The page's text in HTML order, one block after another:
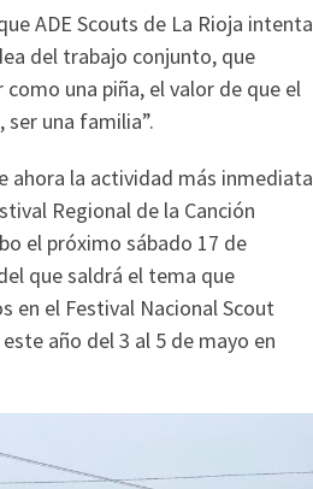
ADE Scouts de La Rioja intenta
del trabajo conjunto, que
una piña, el valor de que el
ser una familia”.
ahora la actividad más inmediata
Regional de la Canción
el próximo sábado 17 de
que saldrá el tema que
en el Festival Nacional Scout
año del 3 al 5 de mayo en